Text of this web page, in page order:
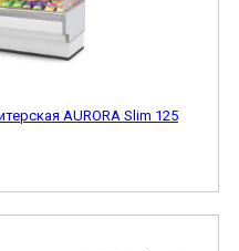
AURORA Slim 125